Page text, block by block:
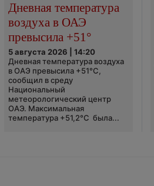
Дневная температура
воздуха в ОАЭ
превысила +51°
5 августа 2026 | 14:20
Дневная температура воздуха
в ОАЭ превысила +51°C,
сообщил в среду
Национальный
метеорологический центр
ОАЭ. Максимальная
температура +51,2°C была...